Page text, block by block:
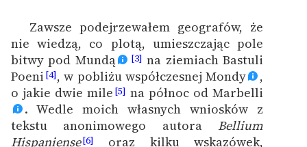
niepełnosprawnościami
Feministyczne inspiracje.
Popularyzacja
skandynawskiej literatury
feministycznej
Ręce pełne poezji
Zawsze podejrzewałem geografów, że
nie wiedzą, co plotą, umieszczając pole
bitwy pod Mundą
[3] na ziemiach Bastuli
Poeni [4], w pobliżu współczesnej Mondy
,
o jakie dwie mile [5] na północ od Marbelli
. Wedle moich własnych wniosków z
tekstu anonimowego autora Bellium
Hispaniense[6]
oraz kilku wskazówek,